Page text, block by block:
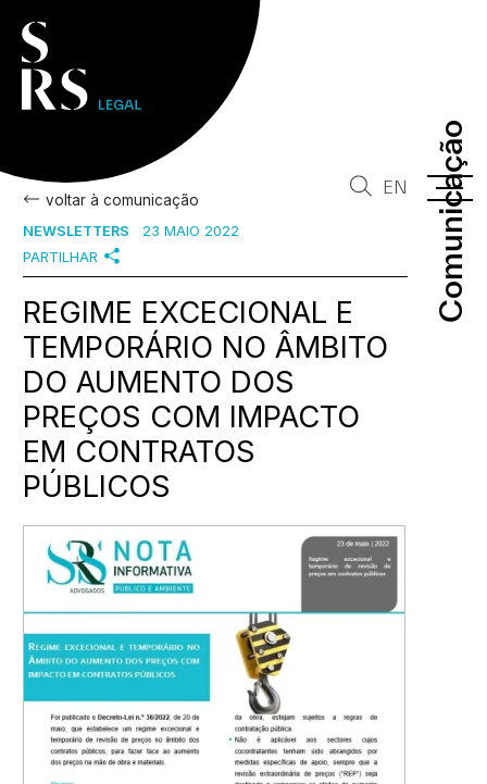
Comunicação
Comunicação
EN
voltar à comunicação
NEWSLETTERS
23 MAIO 2022
PARTILHAR
REGIME EXCECIONAL E
TEMPORÁRIO NO ÂMBITO
DO AUMENTO DOS
PREÇOS COM IMPACTO
EM CONTRATOS
PÚBLICOS